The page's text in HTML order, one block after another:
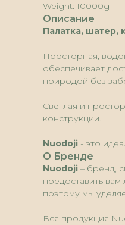
Weight: 10000g
Описание
Палатка, шатер,
Просторная,
обеспечивает
природой без
Светлая и
конструкции.
Nuodoji - это
О Бренде
Nuodoji – бренд,
предоставить
поэтому мы
Вся продукция